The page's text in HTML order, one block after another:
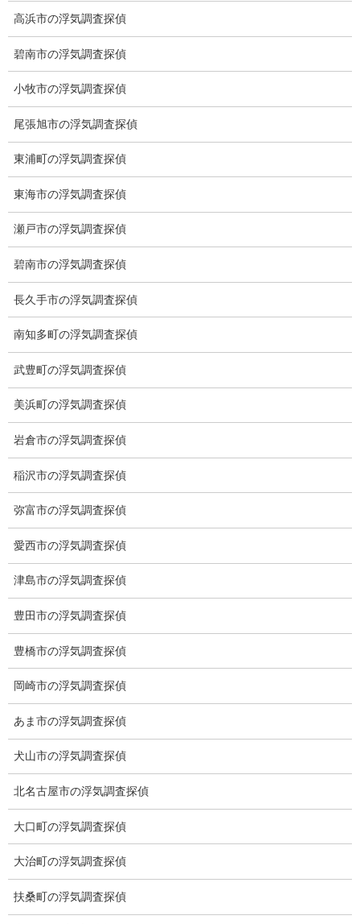
総合探偵社ミライリサーチ
愛知県名古屋市中区栄3-7ｰ4
Toshin.Sakuraビル 10F
愛知県名古屋市中区新栄2丁目41-11
ベストビル6B
愛知県公安委員会 第54250033号
【出張面談いたします】
子供のお迎え、パート、お仕事の都合などで、お時間のない方、
愛知県内でご面談場所のご要望がございましたら、お申し付けく
※弊社から24時間以内に返信が無い場合、再度LINE又はお電話を
お願いいたします。
ブログ (498)
お知らせ (1)
トップ
高浜市の浮気調査探偵
碧南市の浮気調査探偵
小牧市の浮気調査探偵
尾張旭市の浮気調査探偵
東浦町の浮気調査探偵
東海市の浮気調査探偵
瀬戸市の浮気調査探偵
碧南市の浮気調査探偵
長久手市の浮気調査探偵
南知多町の浮気調査探偵
武豊町の浮気調査探偵
美浜町の浮気調査探偵
岩倉市の浮気調査探偵
稲沢市の浮気調査探偵
弥富市の浮気調査探偵
愛西市の浮気調査探偵
津島市の浮気調査探偵
豊田市の浮気調査探偵
豊橋市の浮気調査探偵
岡崎市の浮気調査探偵
あま市の浮気調査探偵
犬山市の浮気調査探偵
北名古屋市の浮気調査探偵
大口町の浮気調査探偵
大治町の浮気調査探偵
扶桑町の浮気調査探偵